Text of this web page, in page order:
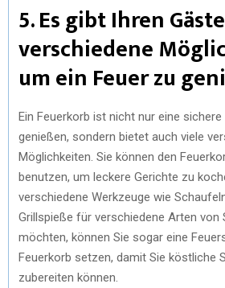
5. Es gibt Ihren
verschiedene
um ein Feuer zu
Ein Feuerkorb ist nicht nur eine
genießen, sondern bietet auch viele
Möglichkeiten. Sie können den
benutzen, um leckere Gerichte zu
verschiedene Werkzeuge wie
Grillspieße für verschiedene Arten von
möchten, können Sie sogar eine
Feuerkorb setzen, damit Sie köstliche
zubereiten können.